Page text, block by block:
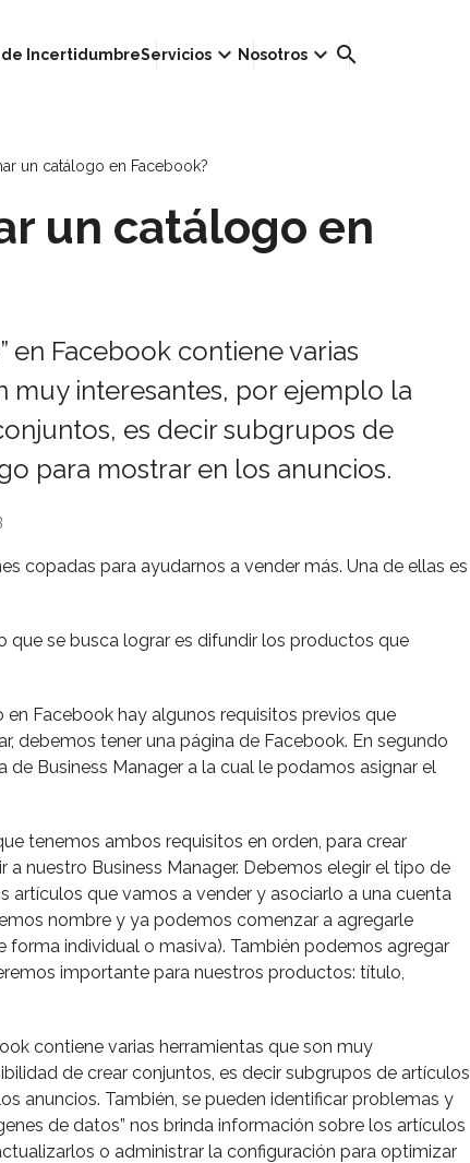
de IncertidumbreServicios keyboard_arrow_down Nosotros keyboard_arrow_down search
un catálogo en Facebook?
un catálogo en
en Facebook contiene varias
muy interesantes, por ejemplo la
es decir subgrupos de
para mostrar en los anuncios.
copadas para ayudarnos a vender más. Una de ellas es
que se busca lograr es difundir los productos que
Facebook hay algunos requisitos previos que
debemos tener una página de Facebook. En segundo
de Business Manager a la cual le podamos asignar el
tenemos ambos requisitos en orden, para crear
nuestro Business Manager. Debemos elegir el tipo de
artículos que vamos a vender y asociarlo a una cuenta
nombre y ya podemos comenzar a agregarle
individual o masiva). También podemos agregar
importante para nuestros productos: título,
contiene varias herramientas que son muy
de crear conjuntos, es decir subgrupos de artículos
anuncios. También, se pueden identificar problemas y
de datos” nos brinda información sobre los artículos
o administrar la configuración para optimizar